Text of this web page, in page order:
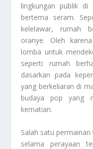
lingkungan publik di
bertema seram.
kelelawar, rumah
oranye. Oleh
lomba untuk
seperti rumah
dasarkan pada
yang berkeliaran di
budaya pop yang
kematian.
Salah satu
selama perayaan